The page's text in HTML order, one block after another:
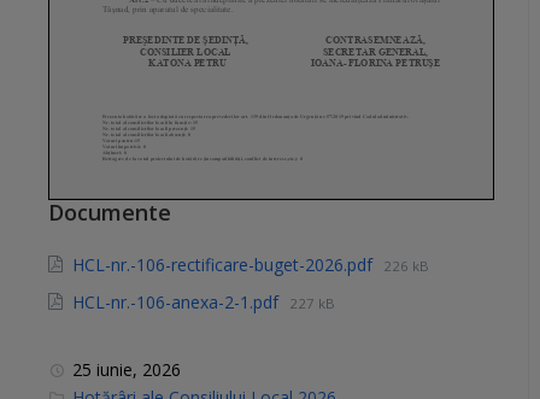
Documente
HCL-nr.-106-rectificare-buget-2026.pdf 226 kB
HCL-nr.-106-anexa-2-1.pdf 227 kB
25 iunie, 2026
C